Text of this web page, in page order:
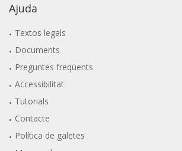
Ajuda
Textos legals
Documents
Preguntes freqüents
Accessibilitat
Tutorials
Contacte
Política de galetes